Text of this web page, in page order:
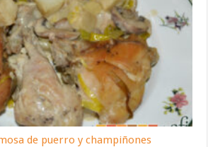
de puerro y champiñones